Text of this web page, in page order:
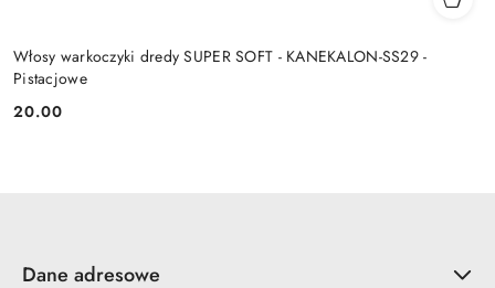
Włosy warkoczyki dredy SUPER SOFT - KANEKALON-SS29 -
Pistacjowe
Cena:
20.00
Dane adresowe